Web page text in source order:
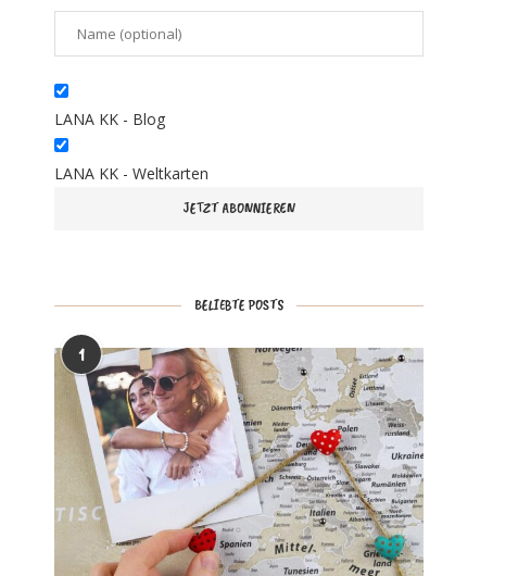
LANA KK - Blog
LANA KK - Weltkarten
BELIEBTE POSTS
1